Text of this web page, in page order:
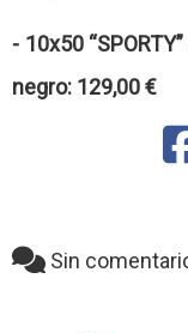
- 10x50
negro: 129,00 €
Sin